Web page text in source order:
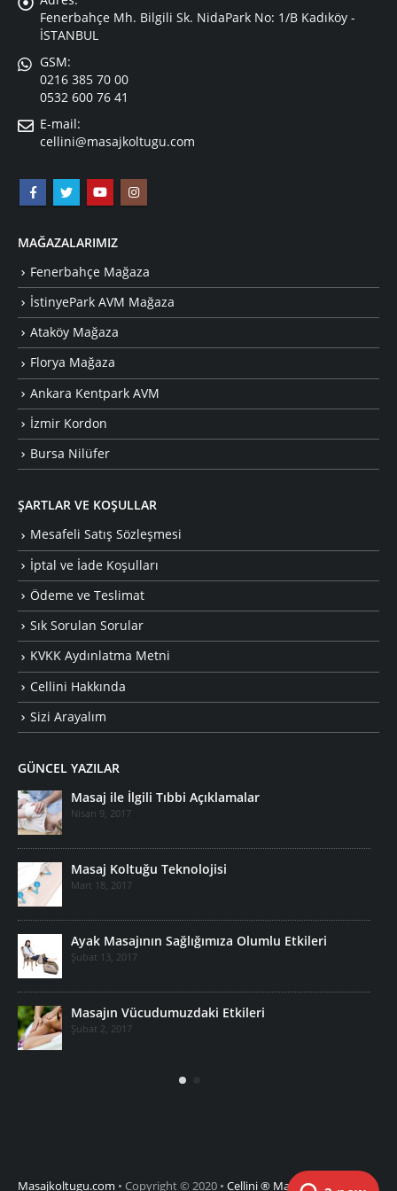
Fenerbahçe Mh. Bilgili Sk. NidaPark No: 1/B Kadıköy -
İSTANBUL
GSM:
0216 385 70 00
0532 600 76 41
E-mail:
cellini@masajkoltugu.com
MAĞAZALARIMIZ
Fenerbahçe Mağaza
İstinyePark AVM Mağaza
Ataköy Mağaza
Florya Mağaza
Ankara Kentpark AVM
İzmir Kordon
Bursa Nilüfer
ŞARTLAR VE KOŞULLAR
Mesafeli Satış Sözleşmesi
İptal ve İade Koşulları
Ödeme ve Teslimat
Sık Sorulan Sorular
KVKK Aydınlatma Metni
Cellini Hakkında
Sizi Arayalım
GÜNCEL YAZILAR
Masaj ile İlgili Tıbbi Açıklamalar
Nisan 9, 2017
Masaj Koltuğu Teknolojisi
Mart 18, 2017
Ayak Masajının Sağlığımıza Olumlu Etkileri
Şubat 13, 2017
Masajın Vücudumuzdaki Etkileri
Şubat 2, 2017
Masajkoltugu.com • Copyright © 2020 • Cellini ® Masaj Koltukları